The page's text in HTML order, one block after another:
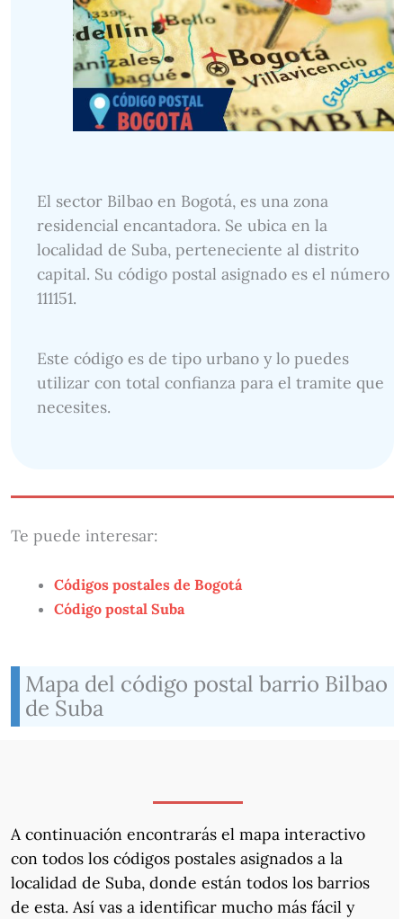
El sector Bilbao en Bogotá, es una zona
residencial encantadora. Se ubica en la
localidad de Suba, perteneciente al distrito
capital. Su código postal asignado es el número
111151.
Este código es de tipo urbano y lo puedes
utilizar con total confianza para el tramite que
necesites.
Te puede interesar:
Códigos postales de Bogotá
Código postal Suba
Mapa del código postal barrio Bilbao
de Suba
A continuación encontrarás el mapa interactivo
con todos los códigos postales asignados a la
localidad de Suba, donde están todos los barrios
de esta. Así vas a identificar mucho más fácil y